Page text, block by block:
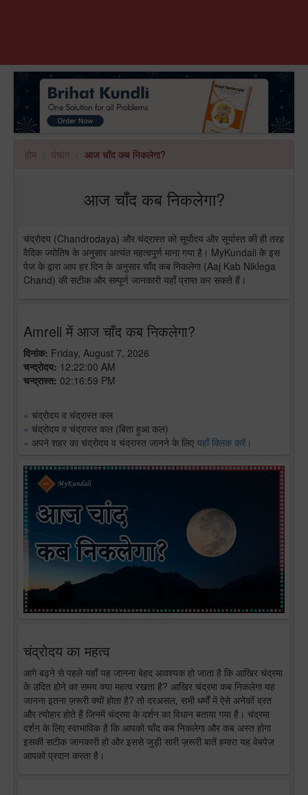
होम पंचांग आज चाँद कब निकलेगा?
आज चाँद कब निकलेगा?
चंद्रोदय (Chandrodaya) और चंद्रास्त को सूर्योदय और सूर्यास्त की ही तरह
वैदिक ज्योतिष के अनुसार अत्यंत महत्वपूर्ण माना गया है। MyKundali के इस
पेज के द्वारा आप हर दिन के अनुसार चाँद कब निकलेगा (Aaj Kab Niklega
Chand) की सटीक और सम्पूर्ण जानकारी यहाँ प्राप्त कर सकते हैं।
Amreli में आज चाँद कब निकलेगा?
दिनांक: Friday, August 7, 2026
चन्द्रोदय: 12:22:00 AM
चन्द्रास्त: 02:16:59 PM
» चंद्रोदय व चंद्रास्त कल
» चंद्रोदय व चंद्रास्त कल (बिता हुआ कल)
» अपने शहर का चंद्रोदय व चंद्रास्त जानने के लिए यहाँ क्लिक करें।
चंद्रोदय का महत्व
आगे बढ़ने से पहले यहाँ यह जानना बेहद आवश्यक हो जाता है कि आखिर चंद्रमा
के उदित होने का समय क्या महत्व रखता है? आखिर चंद्रमा कब निकलेगा यह
जानना इतना ज़रूरी क्यों होता है? तो दरअसल, सभी धर्मों में ऐसे अनेकों व्रत
और त्योहार होते हैं जिनमें चंद्रमा के दर्शन का विधान बताया गया है। चंद्रमा
दर्शन के लिए स्वाभाविक है कि आपको चाँद कब निकलेगा और कब अस्त होगा
इसकी सटीक जानकारी हो और इससे जुड़ी सारी ज़रूरी बातें हमारा यह वेबपेज
आपको प्रदान करता है।